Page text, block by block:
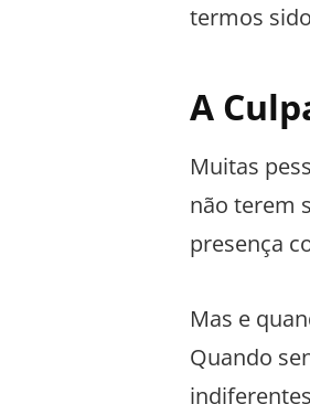
termos
A
Muitas
não terem
presença
Mas e
Quando